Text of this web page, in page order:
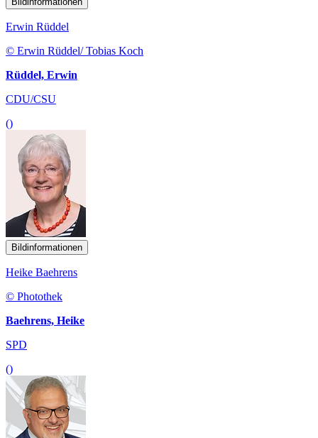
Erwin Rüddel
© Erwin Rüddel/ Tobias Koch
Rüddel, Erwin
CDU/CSU
()
Bildinformationen
Heike Baehrens
© Photothek
Baehrens, Heike
SPD
()